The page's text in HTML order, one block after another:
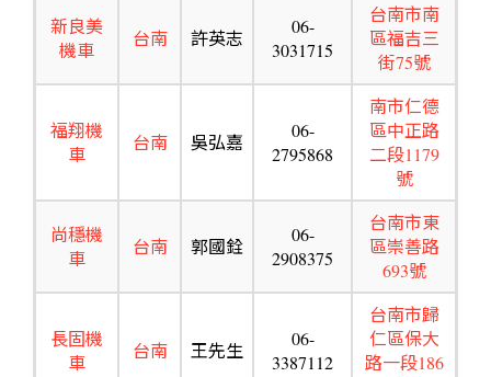
新良美
機車
台南 許英志
06-
3031715
台南市南
區福吉三
街75號
福翔機
車
台南 吳弘嘉
06-
2795868
南市仁德
區中正路
二段1179
號
尚穩機
車
台南 郭國銓
06-
2908375
台南市東
區崇善路
693號
長固機
車
台南 王先生
06-
3387112
台南市歸
仁區保大
路一段186